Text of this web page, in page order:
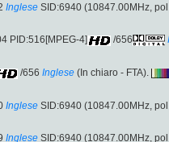
Inglese SID:6940 (10847.00MHz,
PID:516[MPEG-4] /656
/656 Inglese (In chiaro - FTA).
Inglese SID:6940 (10847.00MHz,
Inglese SID:6940 (10847.00MHz,